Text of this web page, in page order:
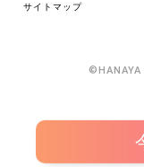
い。
サイトマップ
©